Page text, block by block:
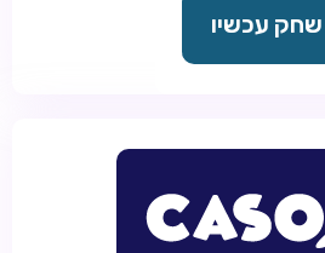
שחק עכשיו